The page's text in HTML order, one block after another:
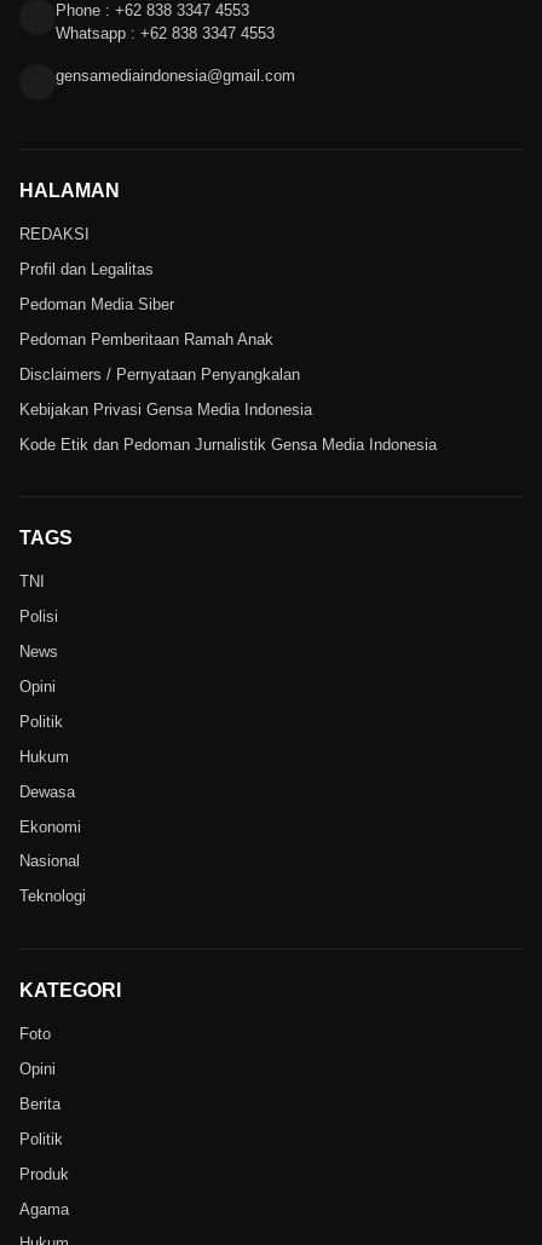
Phone : +62 838 3347 4553
Whatsapp : +62 838 3347 4553
gensamediaindonesia@gmail.com
HALAMAN
REDAKSI
Profil dan Legalitas
Pedoman Media Siber
Pedoman Pemberitaan Ramah Anak
Disclaimers / Pernyataan Penyangkalan
Kebijakan Privasi Gensa Media Indonesia
Kode Etik dan Pedoman Jurnalistik Gensa Media Indonesia
TAGS
TNI
Polisi
News
Opini
Politik
Hukum
Dewasa
Ekonomi
Nasional
Teknologi
KATEGORI
Foto
Opini
Berita
Politik
Produk
Agama